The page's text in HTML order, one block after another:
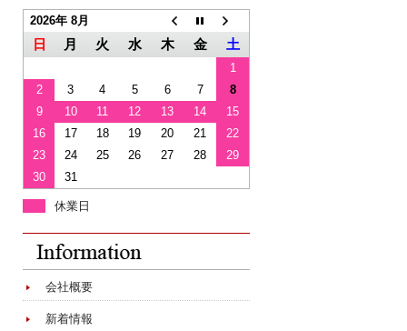
2026年 8月
日 月 火 水 木 金 土
1
2
3 4 5 6 7
8
9
10 11 12 13 14
15
16
17 18 19 20 21
22
23
24 25 26 27 28
29
30
31
休業日
会社概要
新着情報